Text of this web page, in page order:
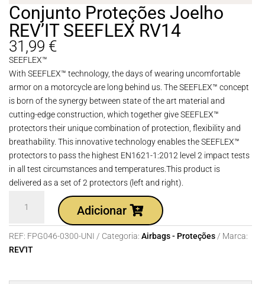
Conjunto Proteções Joelho
REV’IT SEEFLEX RV14
31,99 €
SEEFLEX™
With SEEFLEX™ technology, the days of wearing uncomfortable
armor on a motorcycle are long behind us. The SEEFLEX™ concept
is born of the synergy between state of the art material and
cutting-edge construction, which together give SEEFLEX™
protectors their unique combination of protection, flexibility and
breathability. This innovative technology enables the SEEFLEX™
protectors to pass the highest EN1621-1:2012 level 2 impact tests
in all test circumstances and temperatures.This product is
delivered as a set of 2 protectors (left and right).
Conjunto
Proteções
Joelho
SEEFLEX
Adicionar
REF: FPG046-0300-UNI Categoria: Airbags - Proteções
Marca:
REV'IT